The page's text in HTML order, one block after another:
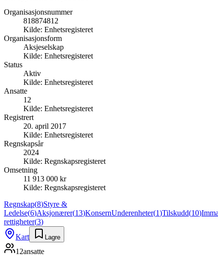
Organisasjonsnummer
818874812
Kilde: Enhetsregisteret
Organisasjonsform
Aksjeselskap
Kilde: Enhetsregisteret
Status
Aktiv
Kilde: Enhetsregisteret
Ansatte
12
Kilde: Enhetsregisteret
Registrert
20. april 2017
Kilde: Enhetsregisteret
Regnskapsår
2024
Kilde: Regnskapsregisteret
Omsetning
11 913 000 kr
Kilde: Regnskapsregisteret
Regnskap(8)Styre &
Ledelse(6)Aksjonærer(13)KonsernUnderenheter(1)Tilskudd(10)
rettigheter(3)
Kart
Lagre
12ansatte